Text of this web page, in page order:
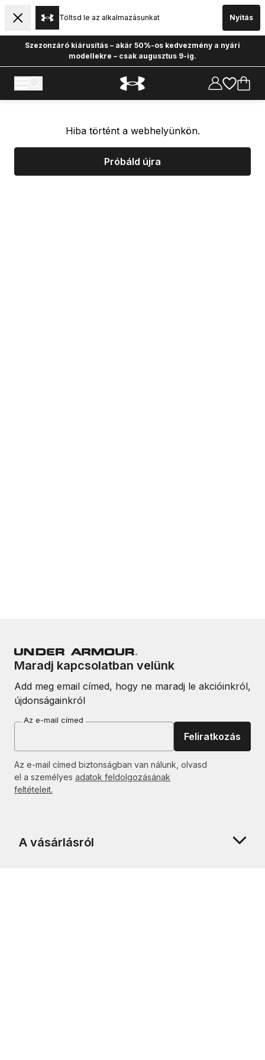
Töltsd le az alkalmazásunkat Nyitás
Szezonzáró kiárusítás – akár 50%-os kedvezmény a nyári
modellekre – csak augusztus 9-ig.
Hiba történt a webhelyünkön.
Próbáld újra
Maradj kapcsolatban velünk
Add meg email címed, hogy ne maradj le akcióinkról,
újdonságainkról
Az e-mail címed
Feliratkozás
Az e-mail címed biztonságban van nálunk, olvasd
el a személyes adatok feldolgozásának
feltételeit.
A vásárlásról